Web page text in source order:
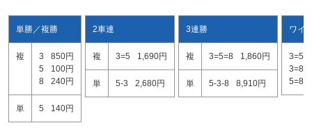
単勝／複勝
複 3
850円
5
100円
8
240円
単 5 140円
2車連
複 3=5 1,690円
単 5-3 2,680円
3連勝
複 3=5=8 1,860円
単 5-3-8 8,910円
ワイ
3=5
3=8
5=8